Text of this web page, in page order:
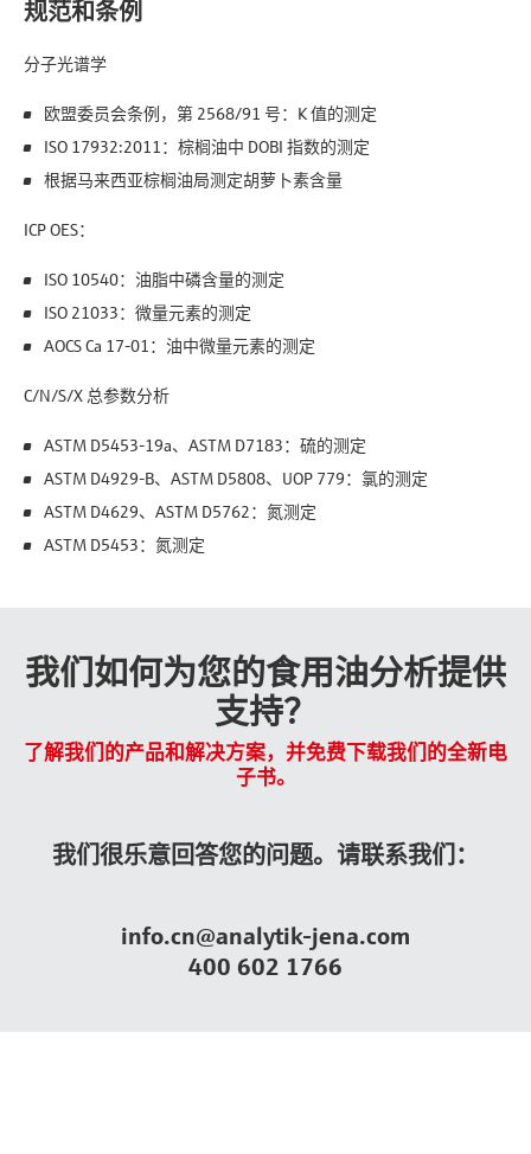
规范和条例
分子光谱学
欧盟委员会条例，第 2568/91 号：K 值的测定
ISO 17932:2011：棕榈油中 DOBI 指数的测定
根据马来西亚棕榈油局测定胡萝卜素含量
ICP OES：
ISO 10540：油脂中磷含量的测定
ISO 21033：微量元素的测定
AOCS Ca 17-01：油中微量元素的测定
C/N/S/X 总参数分析
ASTM D5453-19a、ASTM D7183：硫的测定
ASTM D4929-B、ASTM D5808、UOP 779：氯的测定
ASTM D4629、ASTM D5762：氮测定
ASTM D5453：氮测定
我们如何为您的食用油分析提供
支持？
了解我们的产品和解决方案，并免费下载我们的全新电
子书。
我们很乐意回答您的问题。请联系我们：
info.cn@analytik-jena.com
400 602 1766